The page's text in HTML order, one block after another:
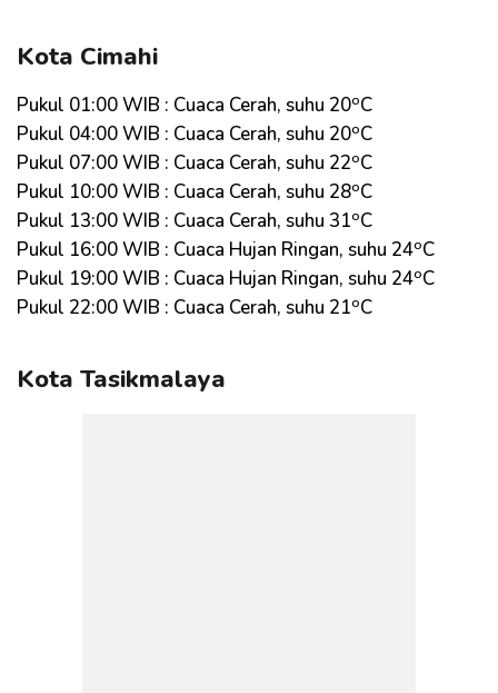
Kota Cimahi
Pukul 01:00 WIB : Cuaca Cerah, suhu 20oC
Pukul 04:00 WIB : Cuaca Cerah, suhu 20oC
Pukul 07:00 WIB : Cuaca Cerah, suhu 22oC
Pukul 10:00 WIB : Cuaca Cerah, suhu 28oC
Pukul 13:00 WIB : Cuaca Cerah, suhu 31oC
Pukul 16:00 WIB : Cuaca Hujan Ringan, suhu 24oC
Pukul 19:00 WIB : Cuaca Hujan Ringan, suhu 24oC
Pukul 22:00 WIB : Cuaca Cerah, suhu 21oC
Kota Tasikmalaya